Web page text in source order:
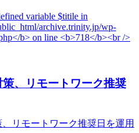
、リモートワーク推奨